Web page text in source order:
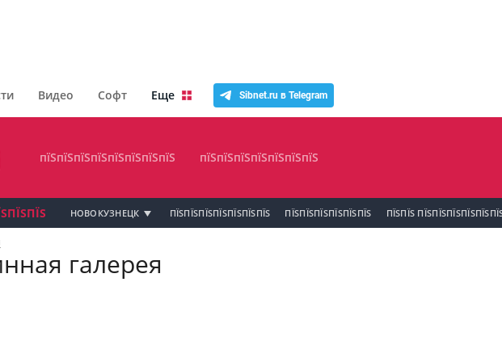
Видео Софт Еще Sibnet.ru в Telegram
пїЅпїЅ
пїЅпїЅпїЅпїЅпїЅпїЅпїЅпїЅ пїЅпїЅпїЅпїЅпїЅпїЅпїЅ
НОВОКУЗНЕЦК ПЇЅПЇЅПЇЅПЇЅПЇЅПЇЅПЇЅ ПЇЅПЇЅПЇЅПЇЅПЇЅПЇЅ ПЇЅПЇЅ
галерея